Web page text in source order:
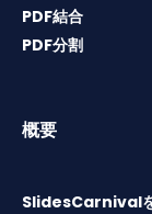
PDF結合
PDF分割
概要
SlidesCarnivalを